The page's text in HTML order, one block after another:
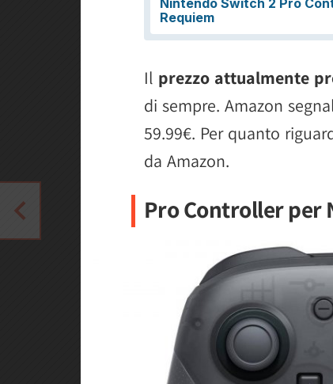
Il prezzo attualmente
di sempre. Amazon
59.99€. Per quanto
da Amazon.
Pro Controller per